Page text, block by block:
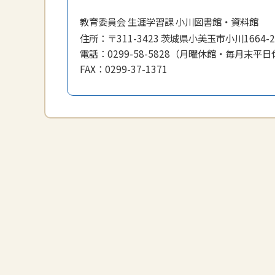
教育委員会 生涯学習課 小川図書館・資料館
住所： 〒311-3423 茨城県小美玉市小川1664-2
電話： 0299-58-5828（月曜休館・毎月末平日
FAX： 0299-37-1371